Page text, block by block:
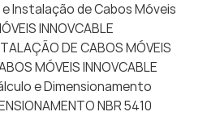
e Instalação de Cabos Móveis
INNOVCABLE
DE CABOS MÓVEIS
MÓVEIS INNOVCABLE
e Dimensionamento
NBR 5410